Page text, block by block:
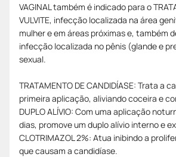
VAGINAL também é indicado para o
VULVITE, infecção localizada na área
mulher e em áreas próximas e, também
infecção localizada no pênis (glande e
sexual.
TRATAMENTO DE CANDIDÍASE: Trata a
primeira aplicação, aliviando coceira e
DUPLO ALÍVIO: Com uma aplicação
dias, promove um duplo alívio interno e
CLOTRIMAZOL 2%: Atua inibindo a
que causam a candidíase.